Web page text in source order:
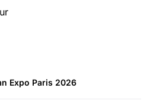
Expo Paris 2026